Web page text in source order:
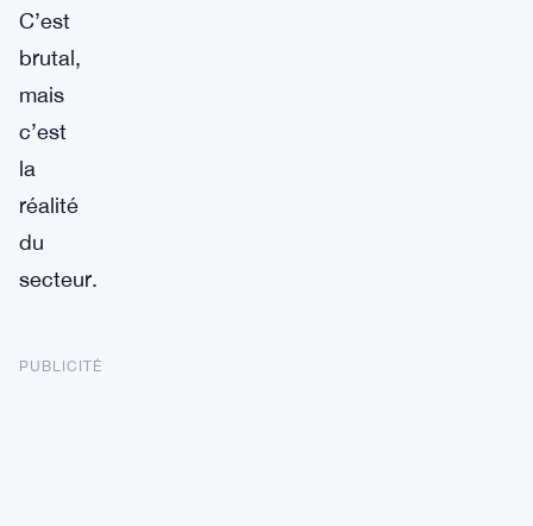
C’est
brutal,
mais
c’est
la
réalité
du
secteur.
PUBLICITÉ